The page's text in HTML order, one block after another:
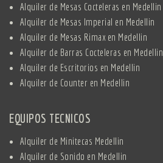
Alquiler de Mesas Cocteleras en Medellin
Alquiler de Mesas Imperial en Medellin
Alquiler de Mesas Rimax en Medellin
Alquiler de Barras Cocteleras en Medellin
Alquiler de Escritorios en Medellin
Alquiler de Counter en Medellin
EQUIPOS TECNICOS
Alquiler de Minitecas Medellin
Alquiler de Sonido en Medellin